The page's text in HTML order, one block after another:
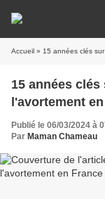
Accueil » 15 années clés
15 années
l'avortement
Publié le 06/03/2024 à
Par Maman Chameau